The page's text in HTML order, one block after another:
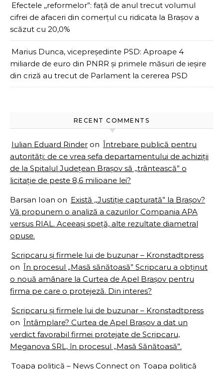
Efectele ,,reformelor”: față de anul trecut volumul
cifrei de afaceri din comerțul cu ridicata la Brașov a
scăzut cu 20,0%
Marius Dunca, vicepreședinte PSD: Aproape 4
miliarde de euro din PNRR și primele măsuri de ieșire
din criză au trecut de Parlament la cererea PSD
RECENT COMMENTS
Iulian Eduard Rinder on Întrebare publică pentru
autorități: de ce vrea șefa departamentului de achiziții
de la Spitalul Județean Brașov să ,,trântească” o
licitație de peste 8,6 milioane lei?
Barsan Ioan on Există ,,Justiție capturată” la Brașov?
Vă propunem o analiză a cazurilor Compania APA
versus RIAL. Aceeași speță, alte rezultate diametral
opuse.
Scripcaru și firmele lui de buzunar – Kronstadtpress
on În procesul „Masă sănătoasă” Scripcaru a obținut
o nouă amânare la Curtea de Apel Brașov pentru
firma pe care o protejeză. Din interes?
Scripcaru și firmele lui de buzunar – Kronstadtpress
on Întâmplare? Curtea de Apel Brașov a dat un
verdict favorabil firmei protejate de Scripcaru,
Meganova SRL, în procesul ,,Masă Sănătoasă”.
Țoapa politică – News Connect on Țoapa politică